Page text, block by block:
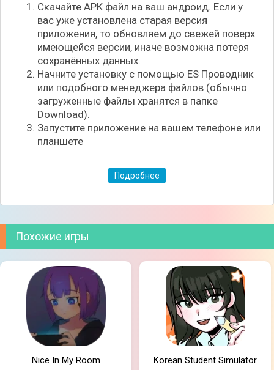
суток и погодными условиями. Живая экосистема
заставляет рыбу мигрировать в зависимости от
температуры воды, времени суток и атмосферного
давления.
👍 Почему стоит поиграть:
- Реалистичная физика и уникальное поведение
каждой рыбы.
- Глубокая система фрикциона, не имеющая
аналогов в других играх.
- Динамическая водная система и живые локации.
использовать рыбу как наживку.
- Игра обучает реальным принципам и тактикам
Скачайте APK файл на ваш андроид. Если у
вас уже установлена старая версия
приложения, то обновляем до свежей поверх
имеющейся версии, иначе возможна потеря
сохранённых данных.
Начните установку с помощью ES Проводник
или подобного менеджера файлов (обычно
загруженные файлы хранятся в папке
Download).
Запустите приложение на вашем телефоне или
планшете
Подробнее
Похожие игры
Nice In My Room Korean Student Simulator